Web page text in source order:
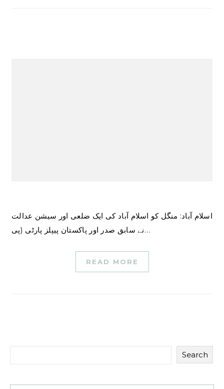
اسلام آباد: منگل کو اسلام آباد کی ایک ضلعی اور سیشن عدالت
نے سابق صدر اور پاکستان پیپلز پارٹی (پی…
READ MORE
Search